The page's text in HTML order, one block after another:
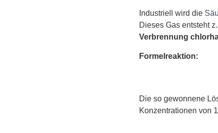
Industriell wird die
Dieses Gas entsteht
Verbrennung
Formelreaktion:
Die so gewonnene
Konzentrationen von